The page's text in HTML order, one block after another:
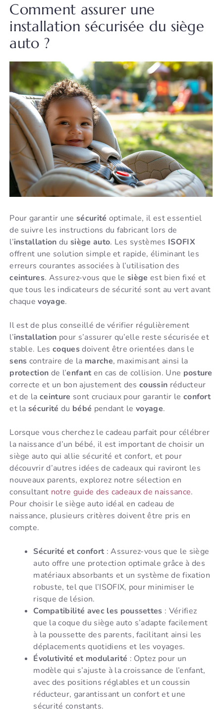
Comment assurer une
installation sécurisée du siège
auto ?
Pour garantir une sécurité optimale, il est essentiel
de suivre les instructions du fabricant lors de
l’installation du siège auto. Les systèmes ISOFIX
offrent une solution simple et rapide, éliminant les
erreurs courantes associées à l’utilisation des
ceintures. Assurez-vous que lesiège est bien fixé et
que tous les indicateurs de sécurité sont au vert avant
chaquevoyage.
Il est de plus conseillé de vérifier régulièrement
l’installation pour s’assurer qu’elle reste sécurisée et
stable. Lescoquesdoivent être orientées dans le
sens contraire de la marche, maximisant ainsi la
protection de l’enfant en cas de collision. Une posture
correcte et un bon ajustement descoussin réducteur
et de laceinture sont cruciaux pour garantir le confort
et lasécurité du bébé pendant levoyage.
Lorsque vous cherchez le cadeau parfait pour célébrer
la naissance d’un bébé, il est important de choisir un
siège auto qui allie sécurité et confort, et pour
découvrir d’autres idées de cadeaux qui raviront les
nouveaux parents, explorez notre sélection en
consultant notre guide des cadeaux de naissance.
Pour choisir le siège auto idéal en cadeau de
naissance, plusieurs critères doivent être pris en
compte.
Sécurité et confort : Assurez-vous que le siège
auto offre une protection optimale grâce à des
matériaux absorbants et un système de fixation
robuste, tel que l’ISOFIX, pour minimiser le
risque de lésion.
Compatibilité avec les poussettes : Vérifiez
que la coque du siège auto s’adapte facilement
à la poussette des parents, facilitant ainsi les
déplacements quotidiens et les voyages.
Évolutivité et modularité : Optez pour un
modèle qui s’ajuste à la croissance de l’enfant,
avec des positions réglables et un coussin
réducteur, garantissant un confort et une
sécurité constants.